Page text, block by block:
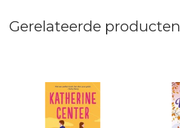
Gerelateerde producten